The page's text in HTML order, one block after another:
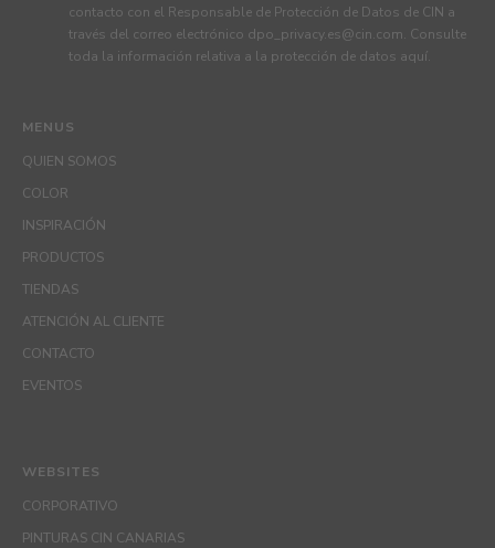
MENUS
QUIEN SOMOS
COLOR
INSPIRACIÓN
PRODUCTOS
TIENDAS
ATENCIÓN AL CLIENTE
CONTACTO
EVENTOS
contacto con el Responsable de Protección de Datos de CIN a
través del correo electrónico dpo_privacy.es@cin.com. Consulte
toda la información relativa a la protección de datos aquí.
WEBSITES
CORPORATIVO
PINTURAS CIN CANARIAS